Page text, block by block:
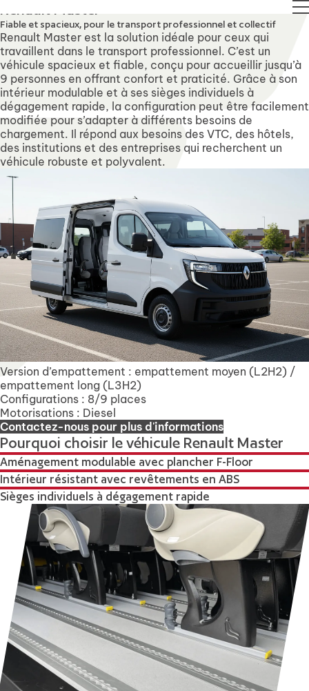
August. Technical Support will remain available over
Renault Master
Fiable et spacieux, pour le transport professionnel et collectif
Renault Master est la solution idéale pour ceux qui
travaillent dans le transport professionnel. C’est un
véhicule spacieux et fiable, conçu pour accueillir jusqu’à
9 personnes en offrant confort et praticité. Grâce à son
intérieur modulable et à ses sièges individuels à
dégagement rapide, la configuration peut être facilement
modifiée pour s’adapter à différents besoins de
chargement. Il répond aux besoins des VTC, des hôtels,
des institutions et des entreprises qui recherchent un
véhicule robuste et polyvalent.
Version d’empattement : empattement moyen (L2H2) /
empattement long (L3H2)
Configurations : 8/9 places
Motorisations : Diesel
Contactez-nous pour plus d'informations
Pourquoi choisir le véhicule Renault Master
Aménagement modulable avec plancher F-Floor
Intérieur résistant avec revêtements en ABS
Sièges individuels à dégagement rapide